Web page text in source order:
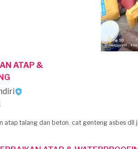
ATAP &
atap talang dan beton. cat genteng asbes dll